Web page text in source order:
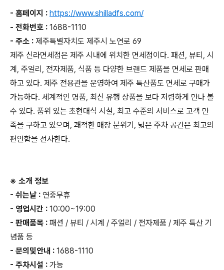
- 홈페이지 : https://www.shilladfs.com/
- 전화번호 : 1688-1110
- 주소 : 제주특별자치도 제주시 노연로 69
제주 신라면세점은 제주 시내에 위치한 면세점이다. 패션, 뷰티, 시
계, 주얼리, 전자제품, 식품 등 다양한 브랜드 제품을 면세로 판매
하고 있다. 제주 전용관을 운영하여 제주 특산품도 면세로 구매가
가능하다. 세계적인 명품, 최신 유행 상품을 보다 저렴하게 만나 볼
수 있다. 품위 있는 초현대식 시설, 최고 수준의 서비스로 고객 만
족을 구하고 있으며, 쾌적한 매장 분위기, 넓은 주차 공간은 최고의
편안함을 선사한다.
※ 소개 정보
- 쉬는날 : 연중무휴
- 영업시간 : 10:00~19:00
- 판매품목 : 패션 / 뷰티 / 시계 / 주얼리 / 전자제품 / 제주 특산 기
념품 등
- 문의및안내 : 1688-1110
- 주차시설 : 가능